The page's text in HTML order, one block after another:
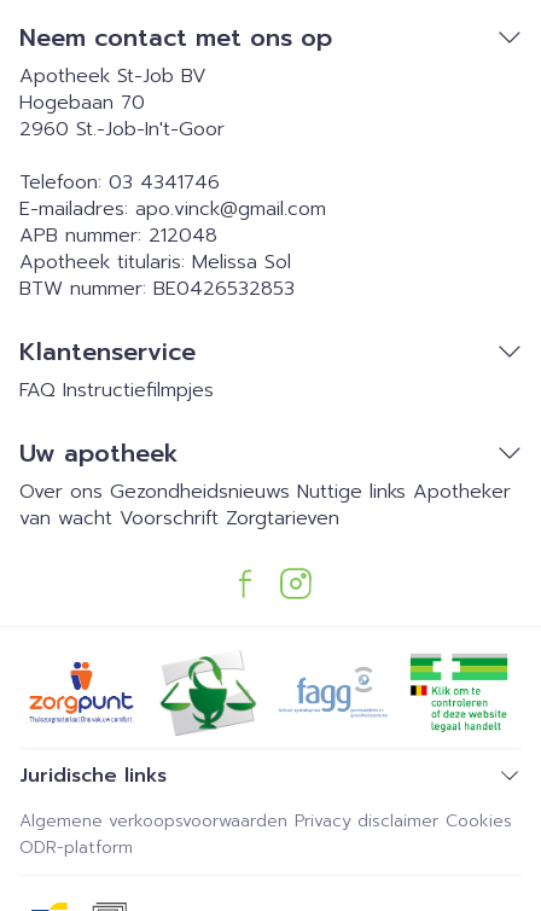
Neem contact met ons op
Apotheek St-Job BV
Hogebaan 70
2960 St.-Job-In't-Goor
Telefoon: 03 4341746
E-mailadres: apo.vinck@gmail.com
APB nummer: 212048
Apotheek titularis: Melissa Sol
BTW nummer: BE0426532853
Klantenservice
FAQ Instructiefilmpjes
Uw apotheek
Over ons Gezondheidsnieuws Nuttige links Apotheker
van wacht Voorschrift Zorgtarieven
Juridische links
Algemene verkoopsvoorwaarden Privacy disclaimer Cookies
ODR-platform